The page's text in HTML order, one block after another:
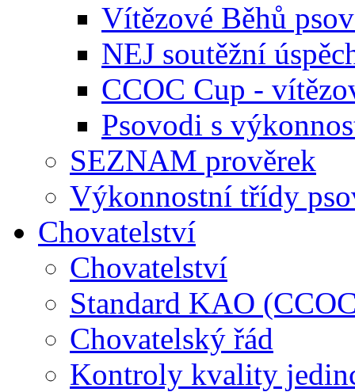
Vítězové Běhů
NEJ soutěžní
CCOC Cup -
Psovodi s
SEZNAM prověrek
Výkonnostní třídy
Chovatelství
Chovatelství
Standard KAO
Chovatelský řád
Kontroly kvality